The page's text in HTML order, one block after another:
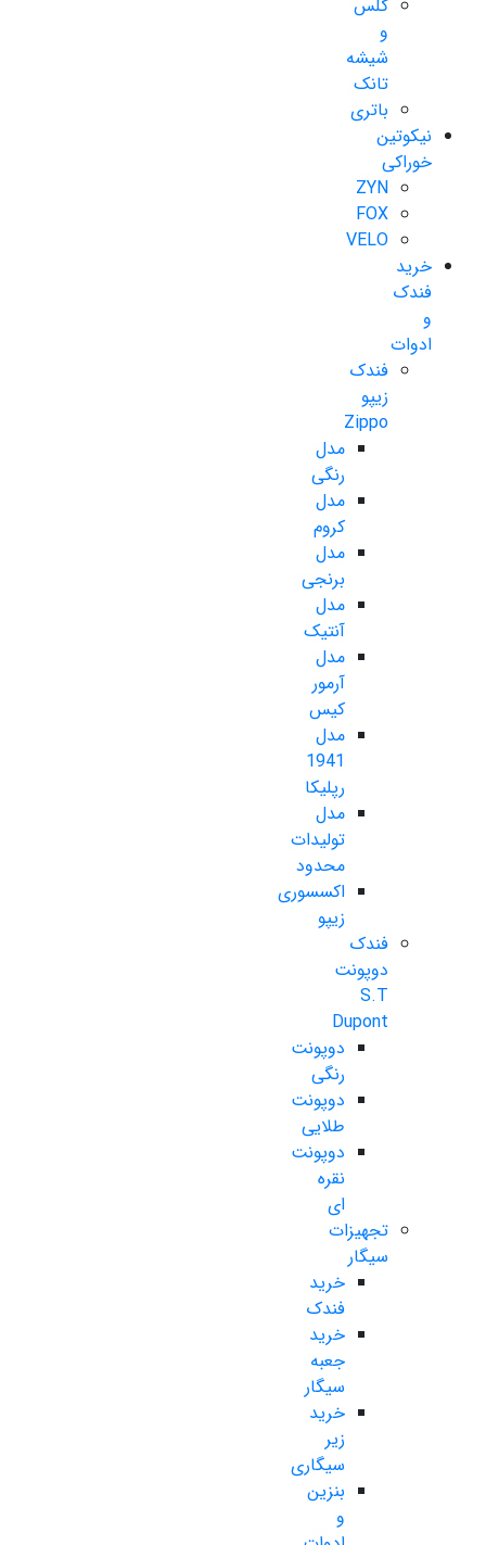
گلس
و
شیشه
تانک
باتری
نیکوتین
خوراکی
ZYN
FOX
VELO
خرید
فندک
و
ادوات
فندک
زیپو
Zippo
مدل
رنگی
مدل
کروم
مدل
برنجی
مدل
آنتیک
مدل
آرمور
کیس
مدل
1941
رپلیکا
مدل
تولیدات
محدود
اکسسوری
زیپو
فندک
دوپونت
S.T
Dupont
دوپونت
رنگی
دوپونت
طلایی
دوپونت
نقره
ای
تجهیزات
سیگار
خرید
فندک
خرید
جعبه
سیگار
خرید
زیر
سیگاری
بنزین
و